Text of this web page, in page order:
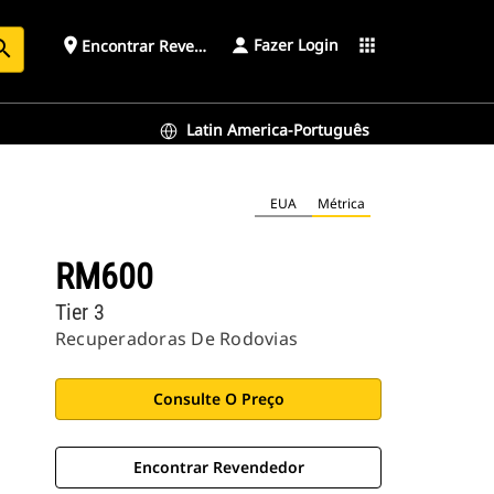
place Encontrar Revendedor Fazer Login apps
Latin America-Português
EUA Métrica
RM600
Recuperadoras De Rodovias
Tier 3
Consulte O Preço
Encontrar Revendedor